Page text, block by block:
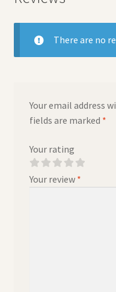
There are no
Your email address
fields are marked *
Your rating
Your review *